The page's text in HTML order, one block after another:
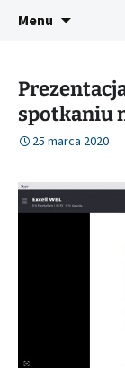
IPCIC
Menu
spotkaniu
25 marca 2020